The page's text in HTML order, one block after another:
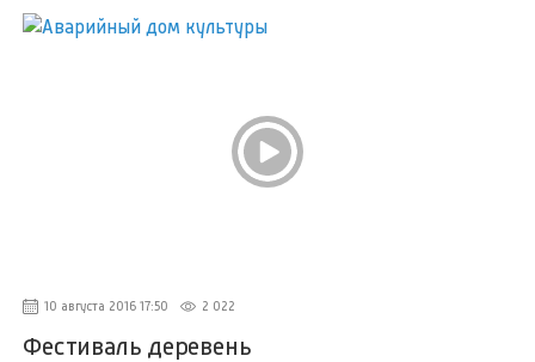
10 августа 2016 17:50 2 022
Фестиваль деревень